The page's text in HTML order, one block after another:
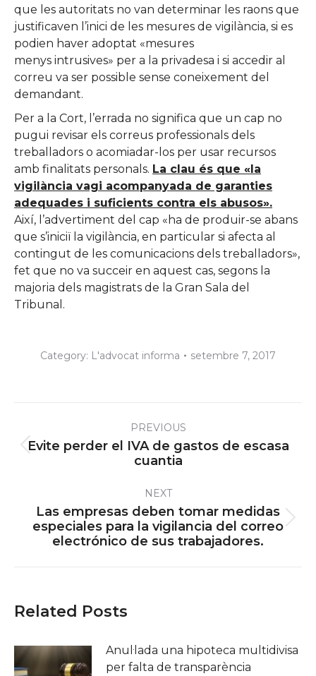
que les autoritats no van determinar les raons que
justificaven l’inici de les mesures de vigilància, si es
podien haver adoptat «mesures
menys intrusives» per a la privadesa i si accedir al
correu va ser possible sense coneixement del
demandant.
Per a la Cort, l’errada no significa que un cap no
pugui revisar els correus professionals dels
treballadors o acomiadar-los per usar recursos
amb finalitats personals. La clau és que «la
vigilància vagi acompanyada de garanties
adequades i suficients contra els abusos».
Així, l’advertiment del cap «ha de produir-se abans
que s’iniciï la vigilància, en particular si afecta al
contingut de les comunicacions dels treballadors»,
fet que no va succeir en aquest cas, segons la
majoria dels magistrats de la Gran Sala del
Tribunal.
Category: L'advocat informa setembre 7, 2017
navigationPREVIOUS
Previous
post:
Evite perder el IVA de gastos de escasa
cuantia
NEXT
Next
post:
Las empresas deben tomar medidas
especiales para la vigilancia del correo
electrónico de sus trabajadores.
Related Posts
Anul·lada una hipoteca multidivisa
per falta de transparència